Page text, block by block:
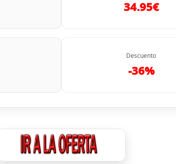
34.95€
Descuento
-36%